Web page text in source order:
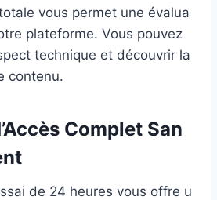
vous permet une évalua
plateforme. Vous pouvez
technique et découvrir la
contenu.
Complet San
de 24 heures vous offre u